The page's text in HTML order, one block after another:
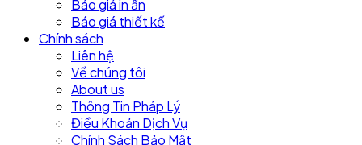
Báo giá in ấn
Báo giá thiết kế
Chính sách
Liên hệ
Về chúng tôi
About us
Thông Tin Pháp Lý
Điều Khoản Dịch Vụ
Chính Sách Bảo Mật